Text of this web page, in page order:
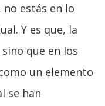
estás en lo
Y es que, la
que en los
un elemento
se han